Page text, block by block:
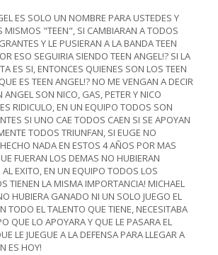
ES SOLO UN NOMBRE PARA USTEDES Y
MISMOS "TEEN", SI CAMBIARAN A TODOS
Y LE PUSIERAN A LA BANDA TEEN
ESO SEGUIRIA SIENDO TEEN ANGEL!? SI LA
ES SI, ENTONCES QUIENES SON LOS TEEN
ES TEEN ANGEL!? NO ME VENGAN A DECIR
ANGEL SON NICO, GAS, PETER Y NICO
RIDICULO, EN UN EQUIPO TODOS SON
SI UNO CAE TODOS CAEN SI SE APOYAN
TODOS TRIUNFAN, SI EUGE NO
NADA EN ESTOS 4 AÑOS POR MAS
FUERAN LOS DEMAS NO HUBIERAN
AL EXITO, EN UN EQUIPO TODOS LOS
TIENEN LA MISMA IMPORTANCIA! MICHAEL
HUBIERA GANADO NI UN SOLO JUEGO EL
TODO EL TALENTO QUE TIENE, NECESITABA
QUE LO APOYARA Y QUE LE PASARA EL
LE JUEGUE A LA DEFENSA PARA LLEGAR A
ES HOY!